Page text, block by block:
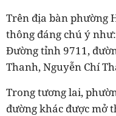
Trên địa bàn phường
thông đáng chú ý
Đường tỉnh 9711,
Thanh, Nguyễn Chí
Trong tương lai,
đường khác được mở